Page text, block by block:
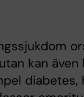
kan